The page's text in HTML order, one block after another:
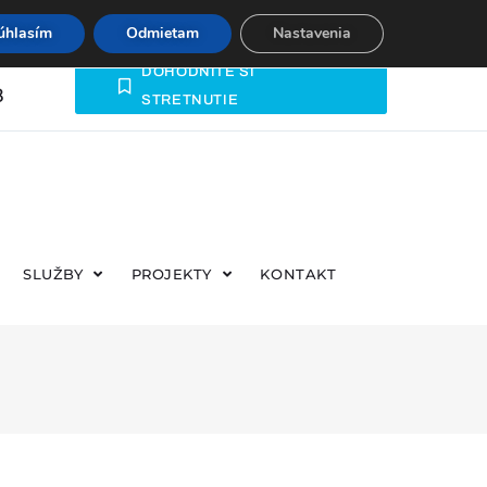
DOHODNITE SI
STRETNUTIE
SLUŽBY PROJEKTY KONTAKT
Odmietam Nastavenia